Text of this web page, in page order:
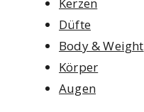
Kerzen
Düfte
Body & Weight
Körper
Augen